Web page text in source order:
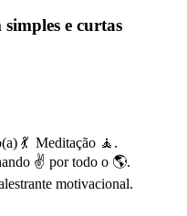
e curtas
💃 Meditação 🧘.
✌️ por todo o 🌎.
motivacional.